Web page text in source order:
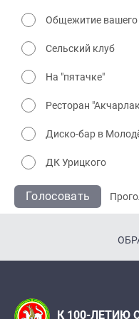
Общежитие вашего
Сельский клуб
На "пятачке"
Ресторан
Диско-бар в
ДК Урицкого
Голосовать
К 100-ЛЕТИЮ